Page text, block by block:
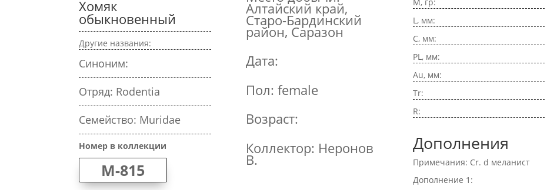
Хомяк
обыкновенный
Другие названия:
Синоним:
Отряд: Rodentia
Семейство: Muridae
Номер в коллекции
M-815
Алтайский край,
Старо-Бардинский
район, Саразон
Дата:
Пол: female
Возраст:
Коллектор: Неронов
В.
L, мм:
C, мм:
PL, мм:
Au, мм:
Tr:
R:
Дополнения
Примечания: Cr. d меланист
Дополнение 1: